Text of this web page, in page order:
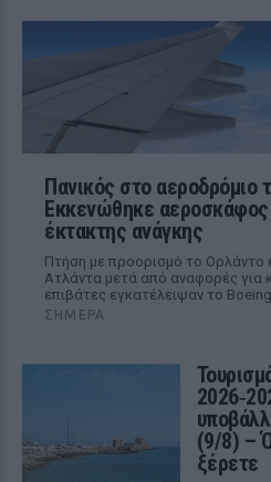
Πανικός στο αεροδρόμιο
Εκκενώθηκε
έκτακτης ανάγκης
Πτήση με προορισμό το
Ατλάντα μετά από αναφορές για
επιβάτες εγκατέλειψαν το
ΣΉΜΕΡΑ
(9/8) –
ξέρετε